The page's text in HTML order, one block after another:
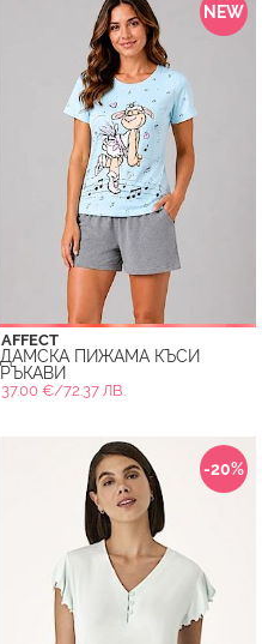
NEW
AFFECT
ДАМСКА ПИЖАМА КЪСИ
РЪКАВИ
37.00 €/72.37 ЛВ.
-20%